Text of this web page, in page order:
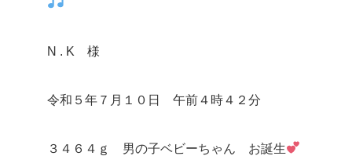
N . K 様
令和５年７月１０日 午前４時４２分
３４６４ｇ 男の子ベビーちゃん お誕生